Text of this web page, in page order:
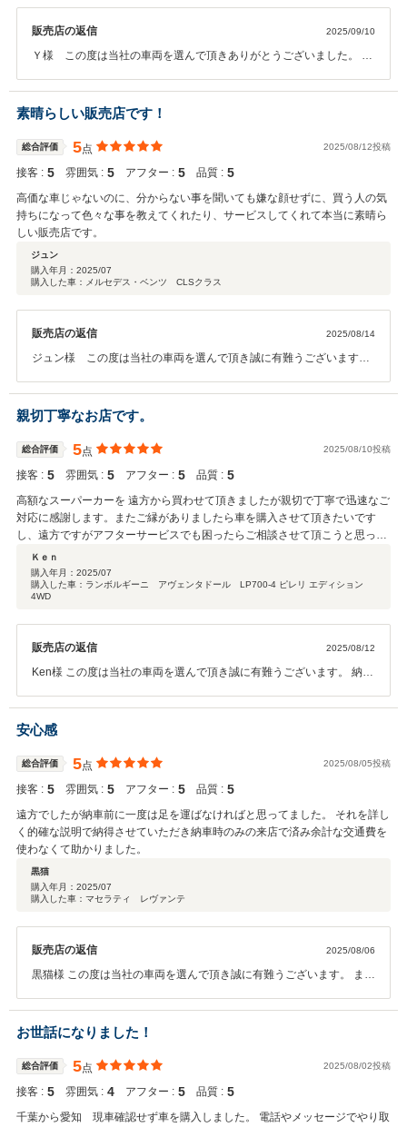
販売店の返信 2025/09/10
Ｙ様 この度は当社の車両を選んで頂きありがとうございました。 た
止めております。 時間を頂戴したことも事実ですし、予定を変更して
しまった事、大変申し訳ございませんでした。 弊社としましてはなん
とか満足いく１台にしたかったのですが時間に限りもあるので誠心誠
意買取させて頂きました。 今回ご指摘受けた件、社員一同重く受け止
め改善策をしっかり立てて再発防止に務めさせて頂きます。 また機会
がございましたら弊社をご利用頂けますと幸いです。
素晴らしい販売店です！
総合評価 5点 2025/08/12投稿
接客 : 5 雰囲気 : 5 アフター : 5 品質 : 5
高価な車じゃないのに、分からない事を聞いても嫌な顔せずに、買う人の気
持ちになって色々な事を教えてくれたり、サービスしてくれて本当に素晴ら
しい販売店です。
ジュン
購入年月： 2025/07
購入した車：メルセデス・ベンツ CLSクラス
販売店の返信 2025/08/14
ジュン様 この度は当社の車両を選んで頂き誠に有難うございます。
ざいましたがご指摘頂いたことで今後弊社としてもクオリティを上げ
る事ができると思います。熱中症対策の差し入れなど本当にありがと
うございました。今後とも宜しくお願いたします。
親切丁寧なお店です。
総合評価 5点 2025/08/10投稿
接客 : 5 雰囲気 : 5 アフター : 5 品質 : 5
高額なスーパーカーを 遠方から買わせて頂きましたが親切で丁寧で迅速なご
対応に感謝します。またご縁がありましたら車を購入させて頂きたいです
し、遠方ですがアフターサービスでも困ったらご相談させて頂こうと思って
います。ありがとうございます。感謝
Ｋｅｎ
購入年月： 2025/07
購入した車：ランボルギーニ アヴェンタドール LP700-4 ピレリ エディション
4WD
販売店の返信 2025/08/12
Ken様 この度は当社の車両を選んで頂き誠に有難うございます。 納車
の理解頂きまして当社としましても大変気持ちよく社員一同取り組め
ました。 このような評価を頂けましたこと光栄に思い他のお客様にも
限りサポートさせて頂きますので引き続き宜しくお願いします。
安心感
総合評価 5点 2025/08/05投稿
接客 : 5 雰囲気 : 5 アフター : 5 品質 : 5
遠方でしたが納車前に一度は足を運ばなければと思ってました。 それを詳し
く的確な説明で納得させていただき納車時のみの来店で済み余計な交通費を
使わなくて助かりました。
黒猫
購入年月： 2025/07
購入した車：マセラティ レヴァンテ
販売店の返信 2025/08/06
黒猫様 この度は当社の車両を選んで頂き誠に有難うございます。 また
すが引き続きアドバイス等はさせて頂きますのでお気軽にご連絡下さ
いませ。 引き続き宜しくお願いいたします。
お世話になりました！
総合評価 5点 2025/08/02投稿
接客 : 5 雰囲気 : 4 アフター : 5 品質 : 5
千葉から愛知 現車確認せず車を購入しました。 電話やメッセージでやり取